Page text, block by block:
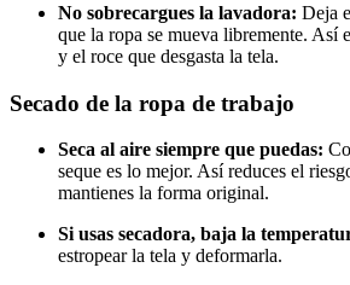
No sobrecargues la lavadora: Deja
que la ropa se mueva libremente. Así
y el roce que desgasta la tela.
Secado de la ropa de trabajo
Seca al aire siempre que puedas:
seque es lo mejor. Así reduces el
mantienes la forma original.
Si usas secadora, baja la
estropear la tela y deformarla.